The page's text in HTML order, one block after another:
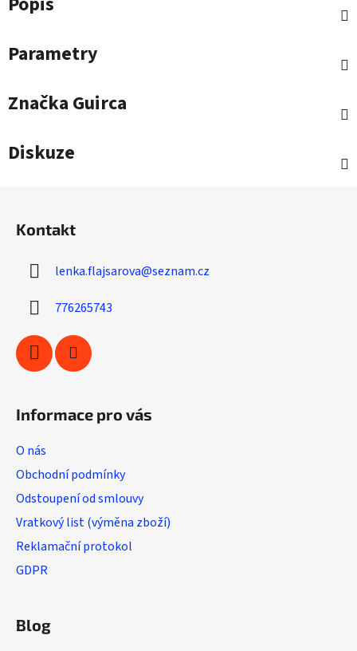
Parametry
Značka Guirca
Diskuze
Kontakt
lenka.flajsarova@seznam.cz
776265743
Informace pro vás
O nás
Obchodní podmínky
Odstoupení od smlouvy
Vratkový list (výměna zboží)
Reklamační protokol
GDPR
Blog